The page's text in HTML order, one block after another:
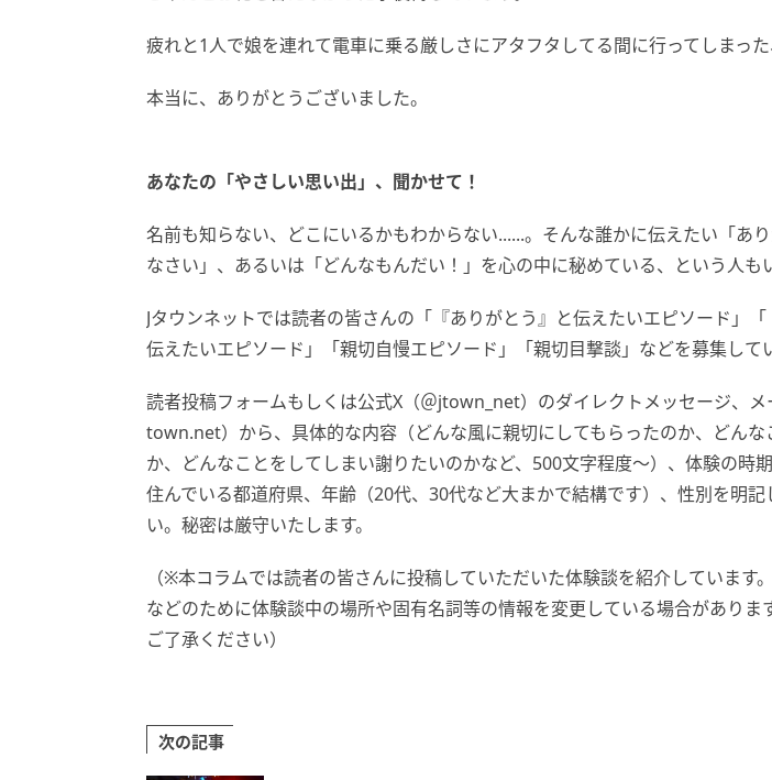
疲れと1人で娘を連れて電車に乗る厳しさにアタフタしてる間に行ってしまった
本当に、ありがとうございました。
あなたの「やさしい思い出」、聞かせて！
名前も知らない、どこにいるかもわからない......。そんな誰かに伝えたい「あ
なさい」、あるいは「どんなもんだい！」を心の中に秘めている、という人も
Jタウンネットでは読者の皆さんの「『ありがとう』と伝えたいエピソード」
伝えたいエピソード」「親切自慢エピソード」「親切目撃談」などを募集して
読者投稿フォームもしくは公式X（＠jtown_net）のダイレクトメッセージ、
town.net）から、具体的な内容（どんな風に親切にしてもらったのか、どんな
か、どんなことをしてしまい謝りたいのかなど、500文字程度～）、体験の時
住んでいる都道府県、年齢（20代、30代など大まかで結構です）、性別を明記
い。秘密は厳守いたします。
（※本コラムでは読者の皆さんに投稿していただいた体験談を紹介しています
などのために体験談中の場所や固有名詞等の情報を変更している場合がありま
ご了承ください）
次の記事